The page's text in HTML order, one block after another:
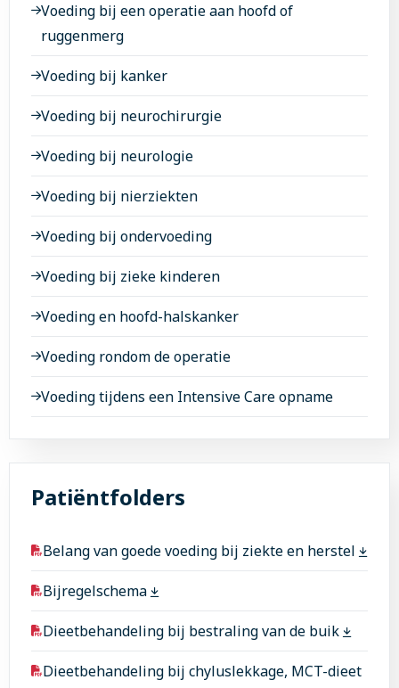
Voeding bij een operatie aan hoofd of
ruggenmerg
Voeding bij kanker
Voeding bij neurochirurgie
Voeding bij neurologie
Voeding bij nierziekten
Voeding bij ondervoeding
Voeding bij zieke kinderen
Voeding en hoofd-halskanker
Voeding rondom de operatie
Voeding tijdens een Intensive Care opname
Patiëntfolders
Belang van goede voeding bij ziekte en herstel
Bijregelschema
Dieetbehandeling bij bestraling van de buik
Dieetbehandeling bij chyluslekkage, MCT-dieet